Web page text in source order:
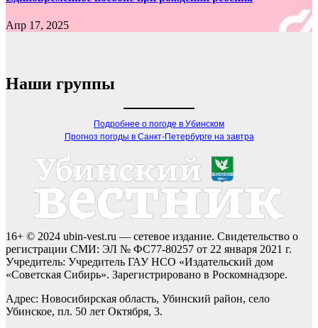
Апр 17, 2025
Наши группы
Подробнее о погоде в Убинском
Прогноз погоды в Санкт-Петербурге на завтра
16+ © 2024 ubin-vest.ru — сетевое издание. Свидетельство о
регистрации СМИ: ЭЛ № ФС77-80257 от 22 января 2021 г.
Учредитель: Учредитель ГАУ НСО «Издательский дом
«Советская Сибирь». Зарегистрировано в Роскомнадзоре.
Адрес: Новосибирская область, Убинский район, село
Убинское, пл. 50 лет Октября, 3.